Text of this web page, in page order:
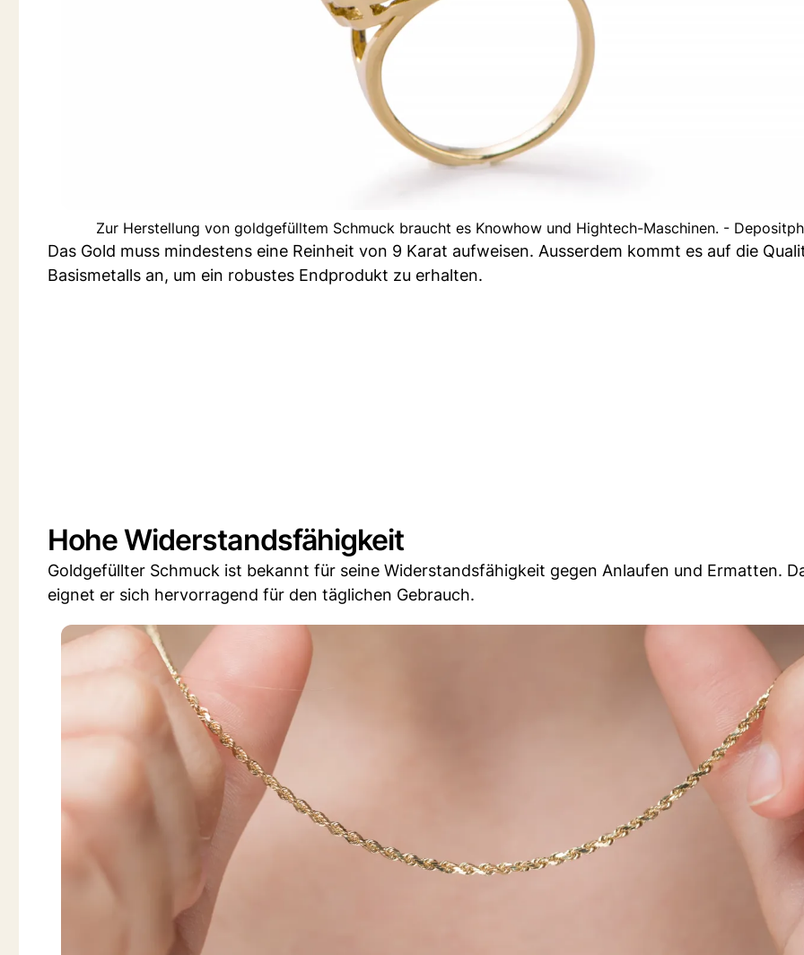
Zur Herstellung von goldgefülltem Schmuck braucht es Knowhow und Hightech-Maschinen. -
Das Gold muss mindestens eine Reinheit von 9 Karat aufweisen. Ausserdem kommt es auf die
Basismetalls an, um ein robustes Endprodukt zu erhalten.
Hohe Widerstandsfähigkeit
Goldgefüllter Schmuck ist bekannt für seine Widerstandsfähigkeit gegen Anlaufen und Ermatten.
eignet er sich hervorragend für den täglichen Gebrauch.